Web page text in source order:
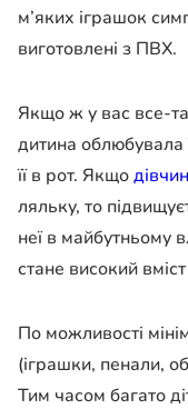
м’яких іграшок
виготовлені з ПВХ.
Якщо ж у вас все-
дитина облюбувала
її в рот. Якщо
ляльку, то
неї в майбутньому
стане високий
По можливості
(іграшки, пенали,
Тим часом багато